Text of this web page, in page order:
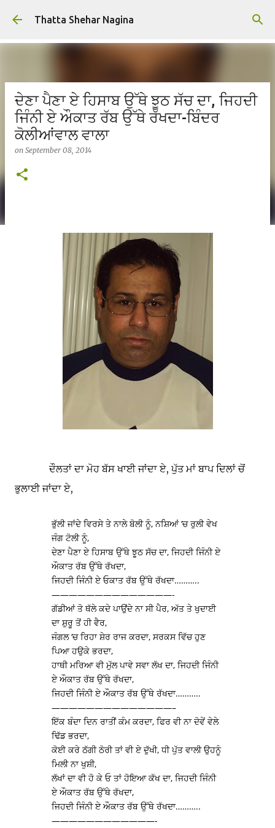
Skip to main content
Thatta Shehar Nagina
ਦੇਣਾ ਪੈਣਾ ਏ ਹਿਸਾਬ ਉੱਥੇ ਝੂਠ ਸੱਚ ਦਾ, ਜਿਹਦੀ
ਜਿੰਨੀ ਏ ਔਕਾਤ ਰੱਬ ਉੱਥੇ ਰੱਖਦਾ-ਬਿੰਦਰ
ਕੋਲੀਆਂਵਾਲ ਵਾਲਾ
on September 08, 2014
ਦੌਲਤਾਂ ਦਾ ਮੋਹ ਬੱਸ ਖਾਈ ਜਾਂਦਾ ਏ, ਪੁੱਤ ਮਾਂ ਬਾਪ ਦਿਲਾਂ ਚੋਂ
ਭੁਲਾਈ ਜਾਂਦਾ ਏ,
ਭੁੱਲੀ ਜਾਂਦੇ ਵਿਰਸੇ ਤੇ ਨਾਲੇ ਬੋਲੀ ਨੂੰ, ਨਸ਼ਿਆਂ ‘ਚ ਰੁਲੀ ਵੇਖ
ਜੰਗ ਟੋਲੀ ਨੂੰ,
ਦੇਣਾ ਪੈਣਾ ਏ ਹਿਸਾਬ ਉੱਥੇ ਝੂਠ ਸੱਚ ਦਾ, ਜਿਹਦੀ ਜਿੰਨੀ ਏ
ਔਕਾਤ ਰੱਬ ਉੱਥੇ ਰੱਖਦਾ,
ਜਿਹਦੀ ਜਿੰਨੀ ਏ ਓਕਾਤ ਰੱਬ ਉੱਥੇ ਰੱਖਦਾ………..
——————————————-
ਗੱਡੀਆਂ ਤੋ ਥੱਲੇ ਕਦੇ ਪਾਉਂਦੇ ਨਾ ਸੀ ਪੈਰ, ਅੱਤ ਤੇ ਖੁਦਾਈ
ਦਾ ਸ਼ੁਰੂ ਤੋਂ ਹੀ ਵੈਰ,
ਜੰਗਲ ‘ਚ ਰਿਹਾ ਸ਼ੇਰ ਰਾਜ ਕਰਦਾ, ਸਰਕਸ ਵਿੱਚ ਹੁਣ
ਪਿਆ ਹਉਕੇ ਭਰਦਾ,
ਹਾਥੀ ਮਰਿਆ ਵੀ ਮੁੱਲ ਪਾਵੇ ਸਵਾ ਲੱਖ ਦਾ, ਜਿਹਦੀ ਜਿੰਨੀ
ਏ ਔਕਾਤ ਰੱਬ ਉੱਥੇ ਰੱਖਦਾ,
ਜਿਹਦੀ ਜਿੰਨੀ ਏ ਔਕਾਤ ਰੱਬ ਉੱਥੇ ਰੱਖਦਾ………..
——————————————–
ਇੱਕ ਬੰਦਾ ਦਿਨ ਰਾਤੀਂ ਕੰਮ ਕਰਦਾ, ਫਿਰ ਵੀ ਨਾ ਦੋਵੇਂ ਵੇਲੇ
ਢਿੱਡ ਭਰਦਾ,
ਕੋਈ ਕਰੇ ਠੱਗੀ ਠੋਰੀ ਤਾਂ ਵੀ ਏ ਦੁੱਖੀ, ਧੀ ਪੁੱਤ ਵਾਲੀ ਉਹਨੂੰ
ਮਿਲੀ ਨਾ ਖੁਸ਼ੀ,
ਲੱਖਾਂ ਦਾ ਵੀ ਹੋ ਕੇ ਓ ਤਾਂ ਹੋਇਆ ਕੱਖ ਦਾ, ਜਿਹਦੀ ਜਿੰਨੀ
ਏ ਔਕਾਤ ਰੱਬ ਉੱਥੇ ਰੱਖਦਾ,
ਜਿਹਦੀ ਜਿੰਨੀ ਏ ਔਕਾਤ ਰੱਬ ਉੱਥੇ ਰੱਖਦਾ………..
————————————-